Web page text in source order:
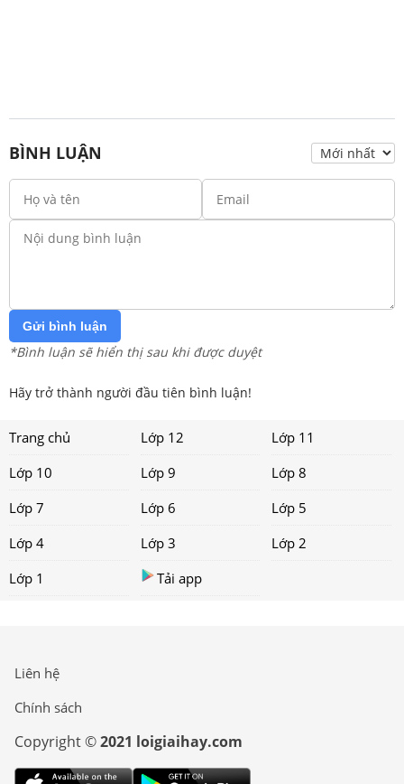
BÌNH LUẬN
Gửi bình luận
*Bình luận sẽ hiển thị sau khi được duyệt
Hãy trở thành người đầu tiên bình luận!
Trang chủ Lớp 12
Lớp 11
Lớp 10
Lớp 9
Lớp 8
Lớp 7
Lớp 6
Lớp 5
Lớp 4
Lớp 3
Lớp 2
Lớp 1
Tải app
Liên hệ
Chính sách
Copyright ©2021 loigiaihay.com